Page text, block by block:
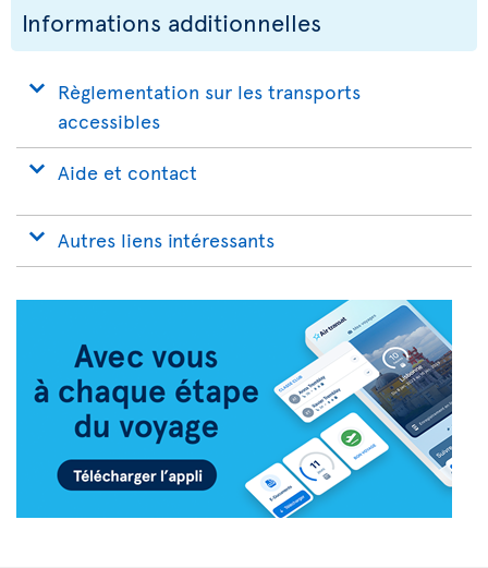
Informations additionnelles
Règlementation sur les transports
accessibles
Aide et contact
Autres liens intéressants